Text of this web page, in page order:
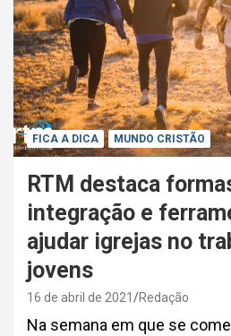
FICA A DICA MUNDO CRISTÃO
RTM destaca
integração e
ajudar igrejas no
jovens
16 de abril de 2021 Redação
Na semana em que se